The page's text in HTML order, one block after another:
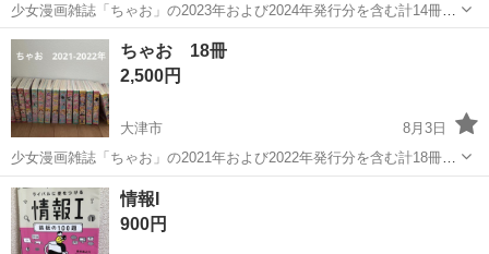
少女漫画雑誌「ちゃお」の2023年および2024年発行分を含む計14冊セ
ットです。抜けなし - 出版社: 小学館 2023年2月から2024年3月まで
滋賀 大津市 マンガ、コミック、アニメ
ちゃお 18冊
2,500円
大津市
8月3日
少女漫画雑誌「ちゃお」の2021年および2022年発行分を含む計18冊セ
ットです。 - 出版社: 小学館 2021年 3,8,9,10,11,12月 2022年
1,4,5,6,7,8,9,10,11,12月
滋賀 大津市 マンガ、コミック、アニメ
情報I
900円